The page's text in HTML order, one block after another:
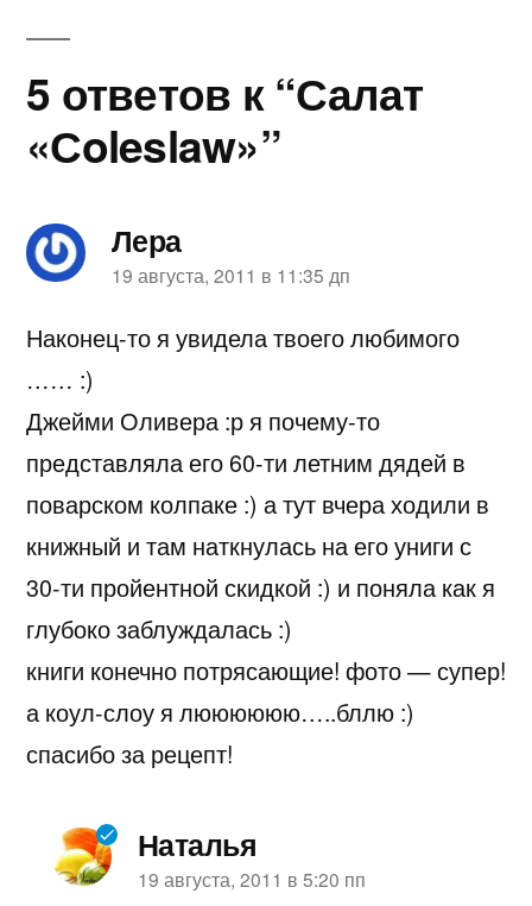
5 ответов к “Салат
«Сoleslaw»”
Лера
пишет:
19 августа, 2011 в 11:35 дп
Наконец-то я увидела твоего любимого
…… :)
Джейми Оливера :р я почему-то
представляла его 60-ти летним дядей в
поварском колпаке :) а тут вчера ходили в
книжный и там наткнулась на его униги с
30-ти пройентной скидкой :) и поняла как я
глубоко заблуждалась :)
книги конечно потрясающие! фото — супер!
а коул-слоу я люююююю…..бллю :)
спасибо за рецепт!
Наталья
пишет:
19 августа, 2011 в 5:20 пп